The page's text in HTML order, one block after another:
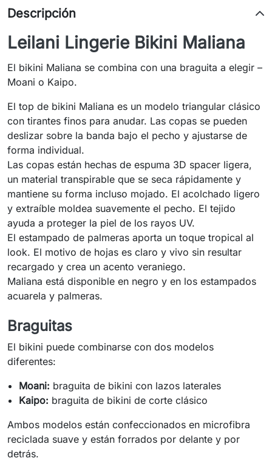
Descripción
Leilani Lingerie Bikini Maliana
El bikini Maliana se combina con una braguita a elegir –
Moani o Kaipo.
El top de bikini Maliana es un modelo triangular clásico
con tirantes finos para anudar. Las copas se pueden
deslizar sobre la banda bajo el pecho y ajustarse de
forma individual.
Las copas están hechas de espuma 3D spacer ligera,
un material transpirable que se seca rápidamente y
mantiene su forma incluso mojado. El acolchado ligero
y extraíble moldea suavemente el pecho. El tejido
ayuda a proteger la piel de los rayos UV.
El estampado de palmeras aporta un toque tropical al
look. El motivo de hojas es claro y vivo sin resultar
recargado y crea un acento veraniego.
Maliana está disponible en negro y en los estampados
acuarela y palmeras.
Braguitas
El bikini puede combinarse con dos modelos
diferentes:
Moani: braguita de bikini con lazos laterales
Kaipo: braguita de bikini de corte clásico
Ambos modelos están confeccionados en microfibra
reciclada suave y están forrados por delante y por
detrás.